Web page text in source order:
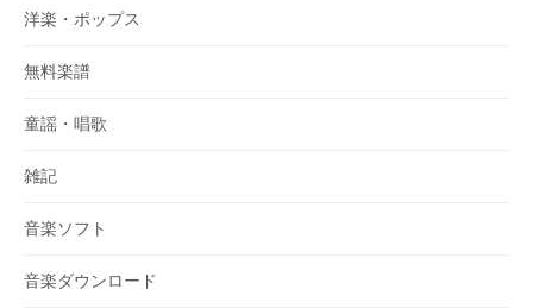
洋楽・ポップス
無料楽譜
童謡・唱歌
雑記
音楽ソフト
音楽ダウンロード